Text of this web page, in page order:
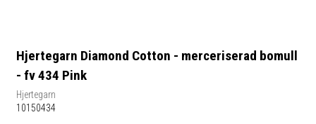
Hjertegarn Diamond Cotton - merceriserad bomull
- fv 434 Pink
Hjertegarn
10150434